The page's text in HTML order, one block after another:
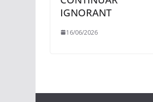
IGNORANT
16/06/2026